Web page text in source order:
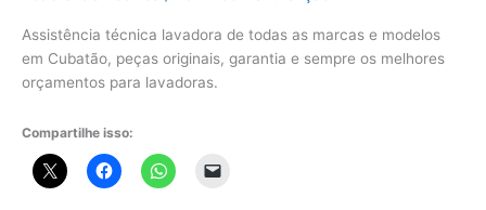
Assistência técnica lavadora de todas as marcas e modelos
em Cubatão, peças originais, garantia e sempre os melhores
orçamentos para lavadoras.
Compartilhe isso: